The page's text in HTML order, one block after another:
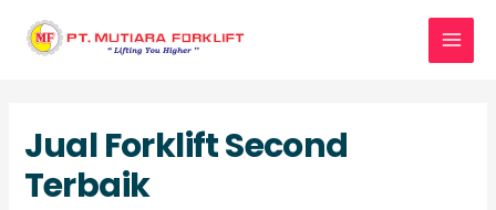
content
Jual Forklift Second
Terbaik